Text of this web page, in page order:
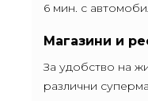
6 мин. с
Магазини и
За удобство на
различни